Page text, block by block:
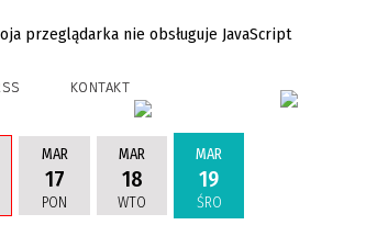
przeglądarka nie obsługuje JavaScript
KONTAKT
MAR
17
PON
MAR
18
WTO
MAR
19
ŚRO